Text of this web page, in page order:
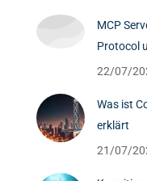
MCP
Protocol
22/07/
Was ist
erklärt
21/07/